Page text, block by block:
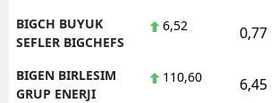
BIGCH BUYUK
SEFLER BIGCHEFS
6,52 0,77
BIGEN BIRLESIM
GRUP ENERJI
110,60 6,45